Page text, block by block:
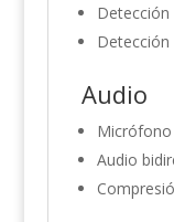
Detección
Detección
Audio
Audio